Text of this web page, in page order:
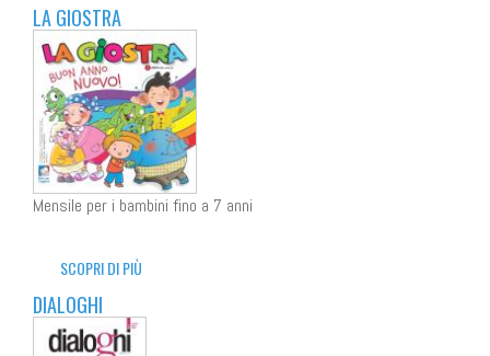
LA GIOSTRA
Mensile per i bambini fino a 7 anni
SCOPRI DI PIÙ
DIALOGHI